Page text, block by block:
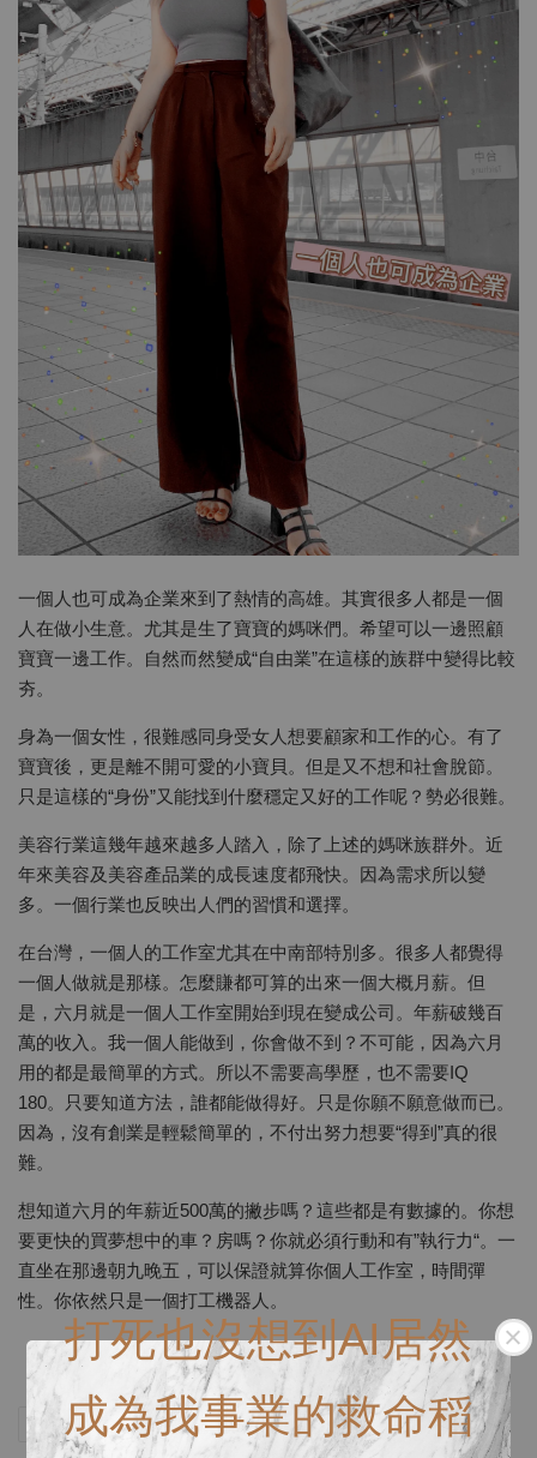
打死也沒想到AI居然
成為我事業的救命稻
一個人也可成為企業來到了熱情的高雄。其實很多人都是一個
人在做小生意。尤其是生了寶寶的媽咪們。希望可以一邊照顧
寶寶一邊工作。自然而然變成“自由業”在這樣的族群中變得比較
夯。
身為一個女性，很難感同身受女人想要顧家和工作的心。有了
寶寶後，更是離不開可愛的小寶貝。但是又不想和社會脫節。
只是這樣的“身份”又能找到什麼穩定又好的工作呢？勢必很難。
美容行業這幾年越來越多人踏入，除了上述的媽咪族群外。近
年來美容及美容產品業的成長速度都飛快。因為需求所以變
多。一個行業也反映出人們的習慣和選擇。
在台灣，一個人的工作室尤其在中南部特別多。很多人都覺得
一個人做就是那樣。怎麼賺都可算的出來一個大概月薪。但
是，六月就是一個人工作室開始到現在變成公司。年薪破幾百
萬的收入。我一個人能做到，你會做不到？不可能，因為六月
用的都是最簡單的方式。所以不需要高學歷，也不需要IQ
180。只要知道方法，誰都能做得好。只是你願不願意做而已。
因為，沒有創業是輕鬆簡單的，不付出努力想要“得到”真的很
難。
想知道六月的年薪近500萬的撇步嗎？這些都是有數據的。你想
要更快的買夢想中的車？房嗎？你就必須行動和有”執行力“。一
直坐在那邊朝九晚五，可以保證就算你個人工作室，時間彈
性。你依然只是一個打工機器人。
分享 Tweet Pin it LINE